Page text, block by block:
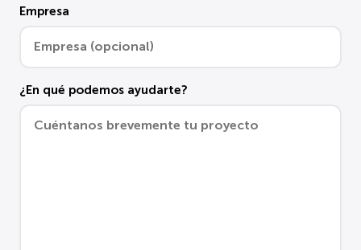
Empresa
¿En qué podemos ayudarte?